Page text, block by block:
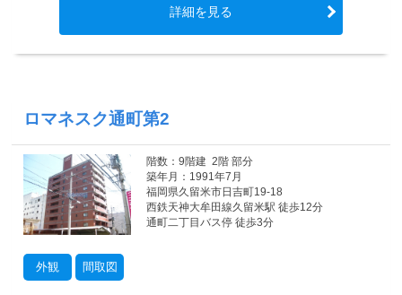
詳細を見る
ロマネスク通町第2
外観 間取図
階数：9階建 2階 部分
築年月：1991年7月
福岡県久留米市日吉町19-18
西鉄天神大牟田線久留米駅 徒歩12分
通町二丁目バス停 徒歩3分